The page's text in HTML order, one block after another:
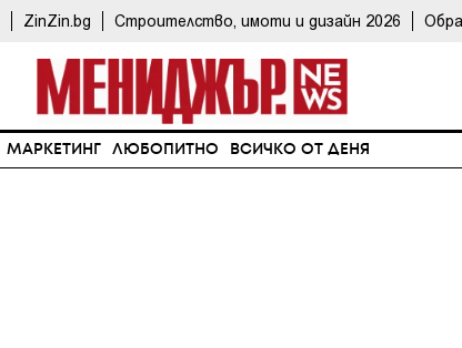
ZinZin.bg Строителство, имоти и дизайн 2026
МАРКЕТИНГ ЛЮБОПИТНО ВСИЧКО ОТ ДЕНЯ